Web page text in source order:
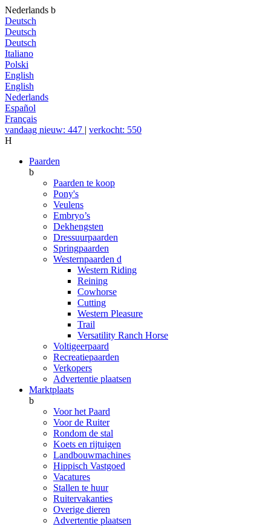
Nederlands b
Deutsch
Deutsch
Deutsch
Italiano
Polski
English
English
Nederlands
Español
Français
vandaag nieuw: 447 | verkocht: 550
H
Paarden
b
Paarden te koop
Pony's
Veulens
Embryo’s
Dekhengsten
Dressuurpaarden
Springpaarden
Westernpaarden d
Western Riding
Reining
Cowhorse
Cutting
Western Pleasure
Trail
Versatility Ranch Horse
Voltigeerpaard
Recreatiepaarden
Verkopers
Advertentie plaatsen
Marktplaats
b
Voor het Paard
Voor de Ruiter
Rondom de stal
Koets en rijtuigen
Landbouwmachines
Hippisch Vastgoed
Vacatures
Stallen te huur
Ruitervakanties
Overige dieren
Advertentie plaatsen